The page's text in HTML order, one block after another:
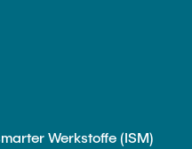
Werkstoffe (ISM)